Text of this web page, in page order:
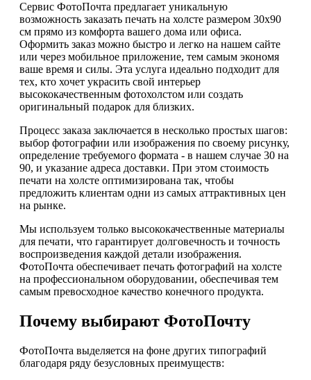
Сервис ФотоПочта предлагает уникальную
возможность заказать печать на холсте размером 30х90
см прямо из комфорта вашего дома или офиса.
Оформить заказ можно быстро и легко на нашем сайте
или через мобильное приложение, тем самым экономя
ваше время и силы. Эта услуга идеально подходит для
тех, кто хочет украсить свой интерьер
высококачественным фотохолстом или создать
оригинальный подарок для близких.
Процесс заказа заключается в несколько простых шагов:
выбор фотографии или изображения по своему рисунку,
определение требуемого формата - в нашем случае 30 на
90, и указание адреса доставки. При этом стоимость
печати на холсте оптимизирована так, чтобы
предложить клиентам одни из самых аттрактивных цен
на рынке.
Мы используем только высококачественные материалы
для печати, что гарантирует долговечность и точность
воспроизведения каждой детали изображения.
ФотоПочта обеспечивает печать фотографий на холсте
на профессиональном оборудовании, обеспечивая тем
самым превосходное качество конечного продукта.
Почему выбирают ФотоПочту
ФотоПочта выделяется на фоне других типографий
благодаря ряду безусловных преимуществ: